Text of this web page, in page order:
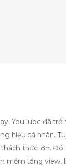
YouTube đã
hiệu cá nhân.
thức lớn. Đó
mềm tăng